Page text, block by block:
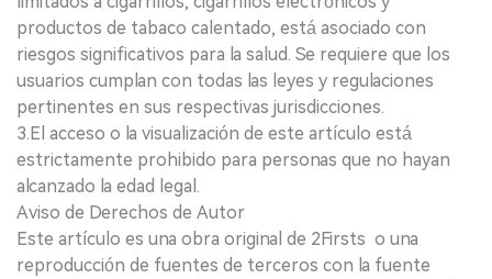
productos de tabaco calentado, está asociado con
riesgos significativos para la salud. Se requiere que los
usuarios cumplan con todas las leyes y regulaciones
pertinentes en sus respectivas jurisdicciones.
3.El acceso o la visualización de este artículo está
estrictamente prohibido para personas que no hayan
alcanzado la edad legal.
Aviso de Derechos de Autor
Este artículo es una obra original de 2Firsts o una
reproducción de fuentes de terceros con la fuente